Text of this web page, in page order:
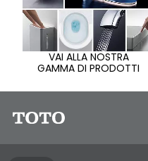
VAI ALLA NOSTRA
GAMMA DI PRODOTTI